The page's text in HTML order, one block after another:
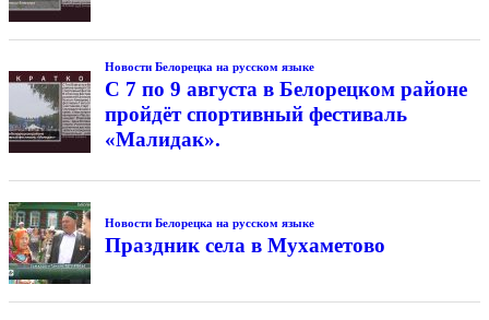
Новости Белорецка на русском языке
С 7 по 9 августа в Белорецком районе
пройдёт спортивный фестиваль
«Малидак».
Новости Белорецка на русском языке
Праздник села в Мухаметово